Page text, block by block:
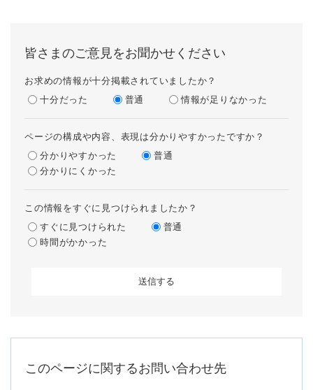
皆さまのご意見をお聞かせください
お求めの情報が十分掲載されていましたか？
十分だった
普通 情報が足りなかった
ページの構成や内容、表現は分かりやすかったですか？
分かりやすかった
普通
分かりにくかった
この情報をすぐに見つけられましたか？
すぐに見つけられた
普通
時間がかかった
このページに関するお問い合わせ先